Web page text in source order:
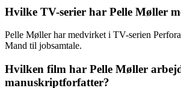
Hvilke TV-serier har Pelle Møller
Pelle Møller har medvirket i TV-serien
Mand til jobsamtale.
Hvilken film har Pelle Møller
manuskriptforfatter?